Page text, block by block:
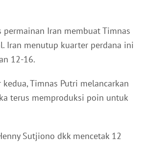
permainan Iran membuat Timnas
Iran menutup kuarter perdana ini
12-16.
Timnas Putri melancarkan
terus memproduksi poin untuk
Sutjiono dkk mencetak 12